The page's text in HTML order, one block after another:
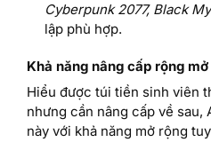
Cyberpunk 2077, Black
lập phù hợp.
Khả năng nâng cấp rộng mở
Hiểu được túi tiền sinh viên
nhưng cần nâng cấp về
này với khả năng mở rộng